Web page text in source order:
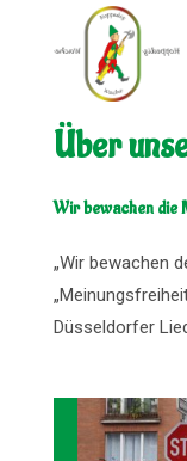
Über
Wir bewachen die
„Wir bewachen
Düsseldorfer